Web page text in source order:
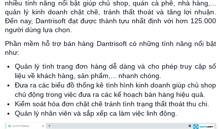
nhiều tính năng nổi bật giúp chủ shop, quán cà phê, nhà hàng,...
quản lý kinh doanh chặt chẽ, tránh thất thoát và tăng lợi nhuận.
Đến nay, Dantrisoft đạt được thành tựu nhất định với hơn 125.000
người dùng lựa chọn.
Phần mềm hỗ trợ bán hàng Dantrisoft có những tính năng nổi bật
như:
Quản lý tình trạng đơn hàng dễ dàng và cho phép truy cập số
liệu về khách hàng, sản phẩm,... nhanh chóng.
Đưa ra các biểu đồ thống kê tình hình kinh doanh giúp chủ shop
chủ động trong việc đưa ra các kế hoạch bán hàng hiệu quả.
Kiểm soát hóa đơn chặt chẽ tránh tình trạng thất thoát thu chi.
Quản lý nhân viên và sắp xếp ca làm việc linh động.